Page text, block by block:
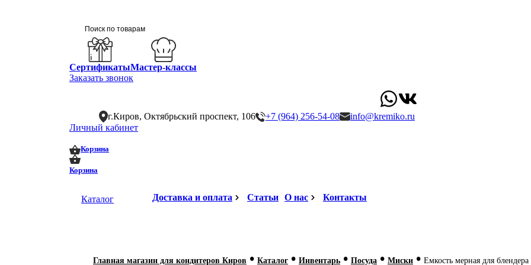
СертификатыМастер-классы
Заказать звонок
г.Киров, Октябрьский проспект, 106 +7 (964) 256-54-08
info@kremiko.ru
Личный кабинет
Корзина
Корзина
Каталог Доставка и оплата Статьи О нас Контакты
Главная магазин для кондитеров Киров • Каталог • Инвентарь • Посуда • Миски • Емкость мерная для блендера